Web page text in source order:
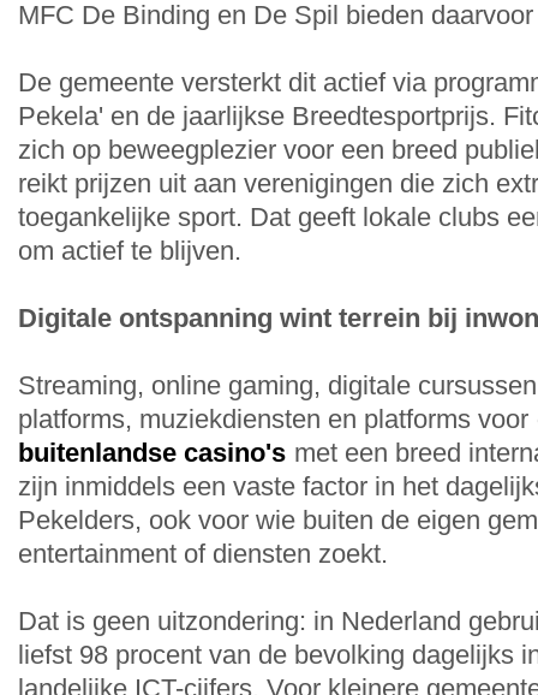
MFC De Binding en De Spil bieden
De gemeente versterkt dit actief via
Pekela' en de jaarlijkse Breedtesportprijs.
zich op beweegplezier voor een breed
reikt prijzen uit aan verenigingen die zich
toegankelijke sport. Dat geeft lokale clubs
om actief te blijven.
Digitale ontspanning wint terrein bij
Streaming, online gaming, digitale
platforms, muziekdiensten en platforms voor
buitenlandse casino's met een breed
zijn inmiddels een vaste factor in het
Pekelders, ook voor wie buiten de eigen
entertainment of diensten zoekt.
Dat is geen uitzondering: in Nederland
liefst 98 procent van de bevolking dagelijks
landelijke ICT-cijfers. Voor kleinere